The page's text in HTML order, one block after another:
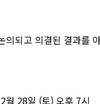
의되고 의결된 결과를
월 28일 (토) 오후 7시